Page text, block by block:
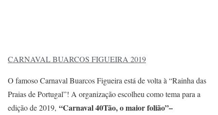
CARNAVAL BUARCOS FIGUEIRA 2019
O famoso Carnaval Buarcos Figueira está de volta à “Rainha das
Praias de Portugal”! A organização escolheu como tema para a
edição de 2019, “Carnaval 40Tão, o maior folião”–